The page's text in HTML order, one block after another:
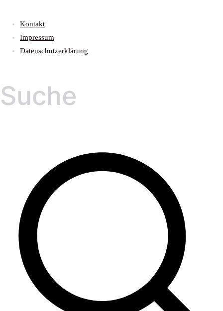
Kontakt
Impressum
Datenschutzerklärung
Suche